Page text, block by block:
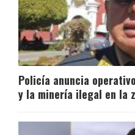
Policía anuncia
y la minería ilegal en la